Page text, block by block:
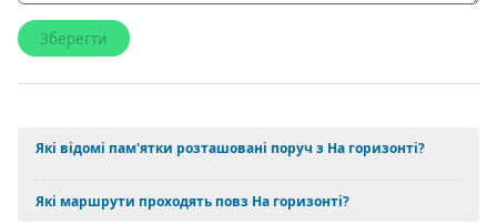
Які відомі пам'ятки розташовані поруч з На горизонті?
Які маршрути проходять повз На горизонті?